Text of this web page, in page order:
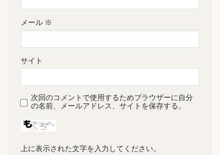
メール ※
サイト
次回のコメントで使用するためブラウザーに自分
の名前、メールアドレス、サイトを保存する。
上に表示された文字を入力してください。